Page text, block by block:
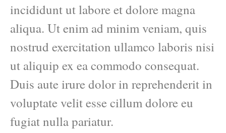
incididunt ut labore et dolore magna
aliqua. Ut enim ad minim veniam, quis
nostrud exercitation ullamco laboris nisi
ut aliquip ex ea commodo consequat.
Duis aute irure dolor in reprehenderit in
voluptate velit esse cillum dolore eu
fugiat nulla pariatur.